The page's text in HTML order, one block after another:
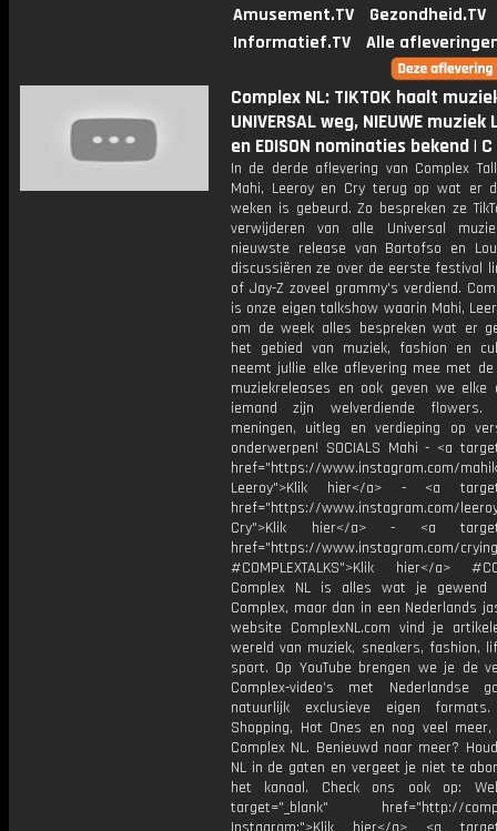
Amusement.TV
Gezondheid.TV
Informatief.TV
Alle
Complex NL: TIKTOK haalt
UNIVERSAL weg, NIEUWE muziek
en EDISON nominaties bekend | C
In de derde aflevering van Complex
Mahi, Leeroy en Cry terug op wat er
weken is gebeurd. Zo bespreken ze
verwijderen van alle Universal
nieuwste release van Bartofso en
discussiëren ze over de eerste festival
of Jay-Z zoveel grammy's verdiend.
is onze eigen talkshow waarin Mahi,
om de week alles bespreken wat er
het gebied van muziek, fashion en
neemt jullie elke aflevering mee met
muziekreleases en ook geven we elke
iemand zijn welverdiende flowers.
meningen, uitleg en verdieping op
onderwerpen! SOCIALS Mahi - <a
href="https://www.instagram.com/
Leeroy">Klik hier</a> - <a
href="https://www.instagram.com/
Cry">Klik hier</a> - <a
href="https://www.instagram.com/
#COMPLEXTALKS">Klik hier</a>
Complex NL is alles wat je gewend
Complex, maar dan in een Nederlands
website ComplexNL.com vind je
wereld van muziek, sneakers, fashion,
sport. Op YouTube brengen we je de
Complex-video’s met Nederlandse
natuurlijk exclusieve eigen formats.
Shopping, Hot Ones en nog veel
Complex NL. Benieuwd naar meer?
NL in de gaten en vergeet je niet te
het kanaal. Check ons ook op:
target="_blank" href="http://